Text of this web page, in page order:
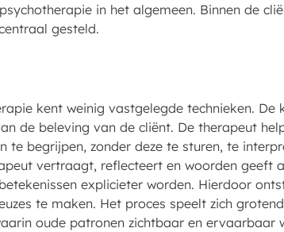
in het algemeen. Binnen de
gesteld.
kent weinig vastgelegde technieken.
de beleving van de cliënt. De therapeut
te begrijpen, zonder deze te sturen, te
vertraagt, reflecteert en woorden geeft
explicieter worden. Hierdoor
te maken. Het proces speelt zich
oude patronen zichtbaar en ervaarbaar